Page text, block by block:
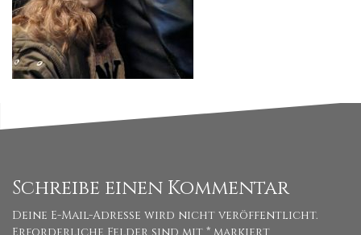
Schreibe einen Kommentar
Deine E-Mail-Adresse wird nicht veröffentlicht.
Erforderliche Felder sind mit * markiert